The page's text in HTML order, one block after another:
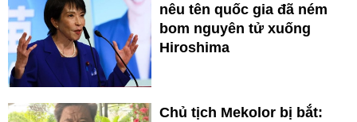
nêu tên quốc gia đã ném
bom nguyên tử xuống
Hiroshima
Chủ tịch Mekolor bị bắt: